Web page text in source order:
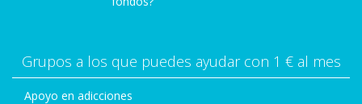
Grupos a los que puedes ayudar con 1 € al mes
Apoyo en adicciones